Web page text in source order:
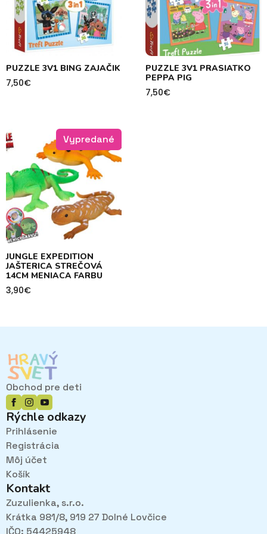
PUZZLE 3V1 BING ZAJAČIK
7,50€
PUZZLE 3V1 PRASIATKO
PEPPA PIG
7,50€
Vypredané
JUNGLE EXPEDITION
JAŠTERICA STREČOVÁ
14CM MENIACA FARBU
3,90€
Obchod pre deti
Rýchle odkazy
Prihlásenie
Registrácia
Môj účet
Košík
Kontakt
Zuzulienka, s.r.o.
Krátka 981/8, 919 27 Dolné Lovčice
IČO: 54425948